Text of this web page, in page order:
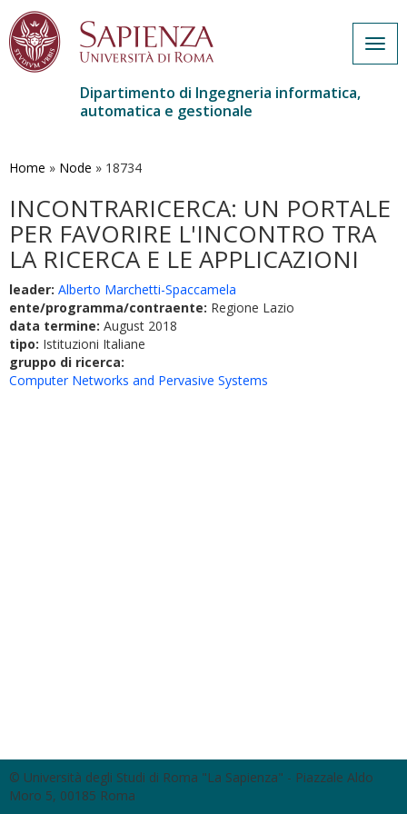
contenuto
Dipartimento di Ingegneria informatica,
automatica e gestionale
Home » Node » 18734
INCONTRARICERCA: UN PORTALE
PER FAVORIRE L'INCONTRO TRA
LA RICERCA E LE APPLICAZIONI
leader: Alberto Marchetti-Spaccamela
ente/programma/contraente: Regione Lazio
data termine: August 2018
tipo: Istituzioni Italiane
gruppo di ricerca:
Computer Networks and Pervasive Systems
© Università degli Studi di Roma "La Sapienza" - Piazzale Aldo
Moro 5, 00185 Roma